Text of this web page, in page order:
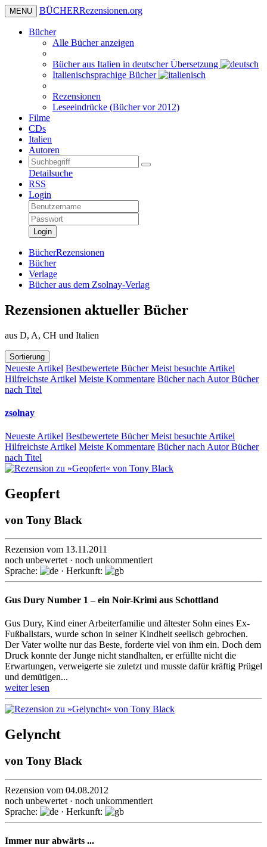
MENU BÜCHERRezensionen.org
Bücher
Alle Bücher anzeigen
Bücher aus Italien in deutscher Übersetzung
Italienischsprachige Bücher
Rezensionen
Leseeindrücke (Bücher vor 2012)
Filme
CDs
Italien
Autoren
Detailsuche
RSS
Login
Login
BücherRezensionen
Bücher
Verlage
Bücher aus dem Zsolnay-Verlag
Rezensionen aktueller Bücher
aus D, A, CH und Italien
Sortierung
Neueste Artikel Bestbewertete BücherMeist besuchte Artikel
Hilfreichste Artikel Meiste Kommentare Bücher nach AutorBücher
nach Titel
zsolnay
Neueste Artikel Bestbewertete BücherMeist besuchte Artikel
Hilfreichste Artikel Meiste Kommentare Bücher nach AutorBücher
nach Titel
Geopfert
von Tony Black
Rezension vom 13.11.2011
noch unbewertet · noch unkommentiert
Sprache:
· Herkunft:
Gus Dury Number 1 – ein Noir-Krimi aus Schottland
Gus Dury, Kind einer Arbeiterfamilie und ältester Sohn eines Ex-
Fußballstars, wurde schon in seiner Kindheit seelisch gebrochen.
Der Vater wollte nur das Beste, forderte viel von ihm ein. Doch dem
Druck konnte der Junge nicht standhalten, er erfüllte nicht die
Erwartungen, verweigerte sie zuletzt und musste dafür kräftig Prügel
und demütigen...
weiter lesen
Gelyncht
von Tony Black
Rezension vom 04.08.2012
noch unbewertet · noch unkommentiert
Sprache:
· Herkunft:
Immer nur abwärts ...